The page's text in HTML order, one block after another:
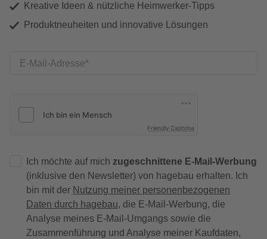
Kreative Ideen & nützliche Heimwerker-Tipps
Produktneuheiten und innovative Lösungen
E-Mail-Adresse
Friendly Captcha
Ich möchte auf mich zugeschnittene E-Mail-Werbung
(inklusive den Newsletter) von hagebau erhalten. Ich
bin mit der Nutzung meiner personenbezogenen
Daten durch hagebau, die E-Mail-Werbung, die
Analyse meines E-Mail-Umgangs sowie die
Zusammenführung und Analyse meiner Kaufdaten,